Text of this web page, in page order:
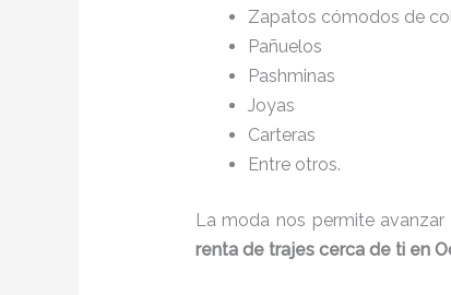
Zapatos cómodos de
Pañuelos
Pashminas
Joyas
Carteras
Entre otros.
La moda nos permite
renta de trajes cerca de ti en